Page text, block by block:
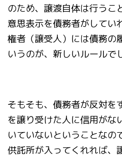
のため、譲渡自体は行うこ
意思表示を債務者がしてい
権者（譲受人）には債務の
いうのが、新しいルールで
そもそも、債務者が反対を
を譲り受けた人に信用がな
いていないということなの
供託所が入ってくれれば、